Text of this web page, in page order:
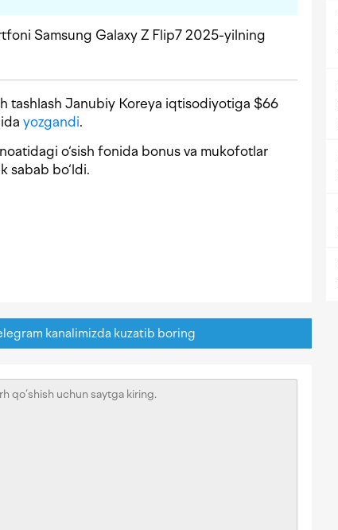
Samsung Galaxy Z Flip7 2025-yilning
tashlash Janubiy Koreya iqtisodiyotiga $66
yozgandi.
o‘sish fonida bonus va mukofotlar
sabab bo‘ldi.
kanalimizda kuzatib boring